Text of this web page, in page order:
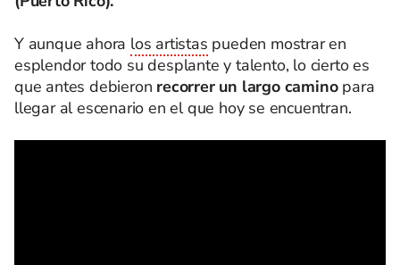
Y aunque ahora los artistas pueden mostrar en
esplendor todo su desplante y talento, lo cierto es
que antes debieron recorrer un largo caminopara
llegar al escenario en el que hoy se encuentran.